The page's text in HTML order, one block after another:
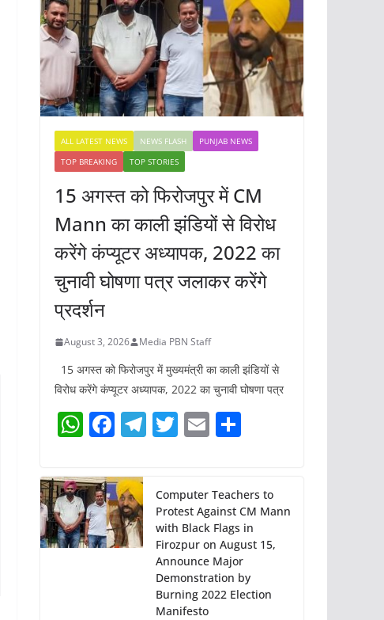
ALL LATEST NEWS NEWS FLASH
PUNJAB NEWS
TOP BREAKING
TOP STORIES
15 अगस्त को फिरोजपुर में CM
Mann का काली झंडियों से विरोध
करेंगे कंप्यूटर अध्यापक, 2022 का
चुनावी घोषणा पत्र जलाकर करेंगे
प्रदर्शन
August 3, 2026 Media PBN Staff
15 अगस्त को फिरोजपुर में मुख्यमंत्री का काली झंडियों से
विरोध करेंगे कंप्यूटर अध्यापक, 2022 का चुनावी घोषणा पत्र
W
at
s
A
p
F
c
e
b
o
T
gr
a
m
T
er
E
l e
Computer Teachers to
Protest Against CM Mann
with Black Flags in
Firozpur on August 15,
Announce Major
Demonstration by
Burning 2022 Election
Manifesto